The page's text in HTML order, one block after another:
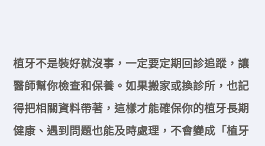
植牙不是裝好就沒事，一定要定期回診追蹤，讓
醫師幫你檢查和保養。如果搬家或換診所，也記
得把相關資料帶著，這樣才能確保你的植牙長期
健康、遇到問題也能及時處理，不會變成「植牙